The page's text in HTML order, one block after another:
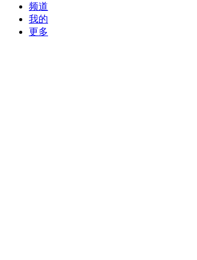
频道
我的
更多